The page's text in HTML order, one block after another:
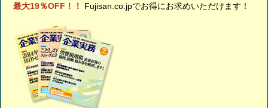
最大19％OFF！！ Fujisan.co.jpでお得にお求めいただけます！